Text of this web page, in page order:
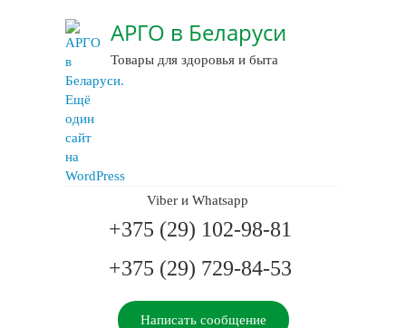
АРГО в Беларуси
Товары для здоровья и быта
Viber и Whatsapp
+375 (29) 102-98-81
+375 (29) 729-84-53
Написать сообщение